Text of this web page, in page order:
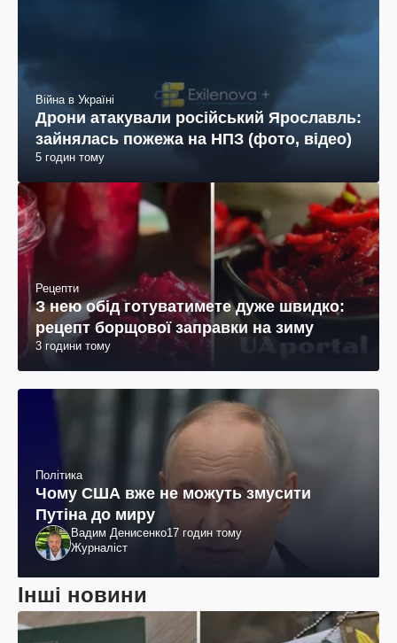
Війна в Україні
Дрони атакували російський Ярославль:
зайнялась пожежа на НПЗ (фото, відео)
5 годин тому
Рецепти
З нею обід готуватимете дуже швидко:
рецепт борщової заправки на зиму
3 години тому
Політика
Чому США вже не можуть змусити
Путіна до миру
Вадим Денисенко17 годин тому
Журналіст
Інші новини